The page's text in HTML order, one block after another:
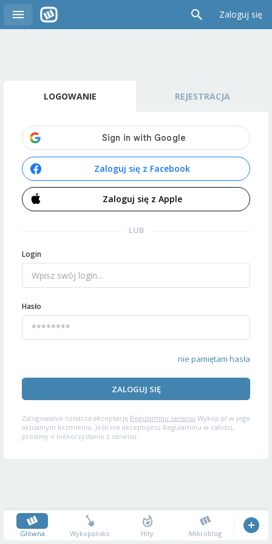
Zaloguj się
LOGOWANIE REJESTRACJA
Zaloguj się z Facebook
Zaloguj się z Apple
LUB
Login
Hasło
nie pamiętam hasła
ZALOGUJ SIĘ
Zalogowanie oznacza akceptację Regulaminu serwisu Wykop.pl w jego
aktualnym brzmieniu. Jeśli nie akceptujesz Regulaminu w całości,
prosimy o niekorzystanie z serwisu.
Główna Wykopalisko Hity Mikroblog